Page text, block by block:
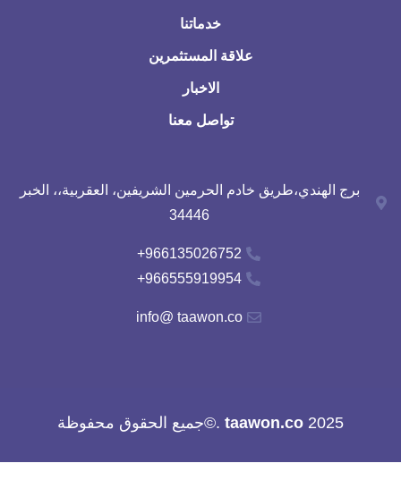
خدماتنا
علاقة المستثمرين
الاخبار
تواصل معنا
برج الهندي،طريق خادم الحرمين الشريفين، العقربية،، الخبر
34446
966135026752+
966555919954+
info@ taawon.co
2025
taawon.co.©جميع الحقوق محفوظة